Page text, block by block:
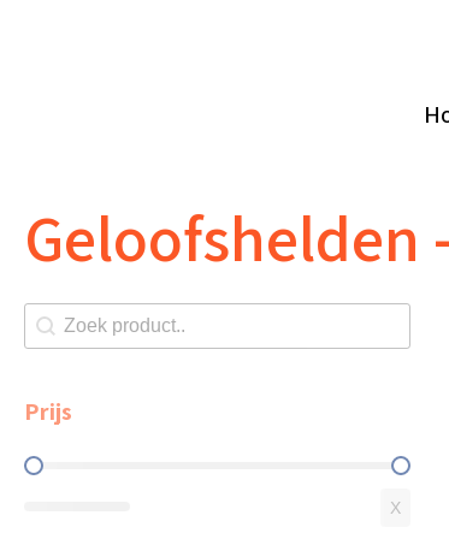
Geloofshelden
Zoeken shop
Search content
Prijs
Prijs
X